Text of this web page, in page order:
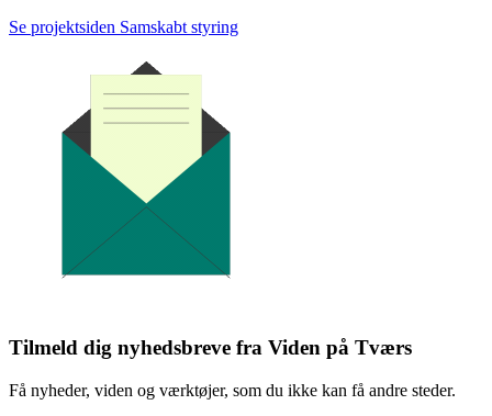
Se projektsiden Samskabt styring
Tilmeld dig nyhedsbreve fra Viden på Tværs
Få nyheder, viden og værktøjer, som du ikke kan få andre steder.